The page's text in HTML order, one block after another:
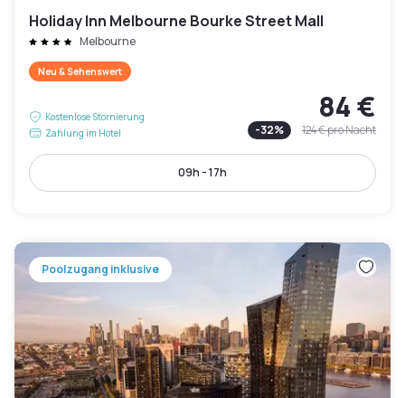
Holiday Inn Melbourne Bourke Street Mall
Melbourne
Neu & Sehenswert
Kostenlose Stornierung
Zahlung im Hotel
84 €
-32% 124 €pro Nacht
09h - 17h
Poolzugang inklusive